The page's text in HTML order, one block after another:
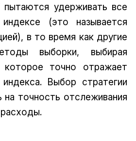
удерживать все
(это называется
в то время как другие
выборки, выбирая
которое точно отражает
Выбор стратегии
точность отслеживания